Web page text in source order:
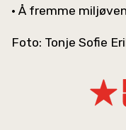
• Å fremme
Foto: Tonje Sofie